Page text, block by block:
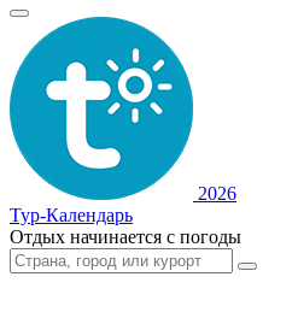
2026
Тур-Календарь
Отдых начинается с погоды